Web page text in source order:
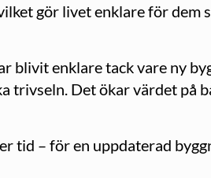
gör livet enklare för dem
blivit enklare tack vare ny
Det ökar värdet på
tid – för en uppdaterad